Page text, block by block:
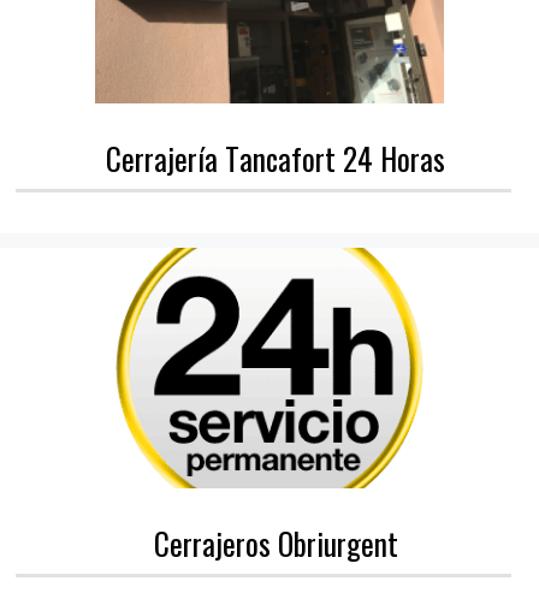
Cerrajería Tancafort 24 Horas
Cerrajeros Obriurgent